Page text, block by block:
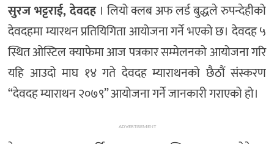
सुरज भट्टराई, देवदह। लियो क्लब अफ लर्ड बुद्धले रुपन्देहीको
देवदहमा म्यारथन प्रतियिगिता आयोजना गर्ने भएको छ। देवदह ५
स्थित ओस्टिल क्याफेमा आज पत्रकार सम्मेलनको आयोजना गरि
यहि आउदो माघ १४ गते देवदह म्याराथनको छैठौं संस्करण
“देवदह म्याराथन २०७९” आयोजना गर्ने जानकारी गराएको हो।
ADVERTISEMENT